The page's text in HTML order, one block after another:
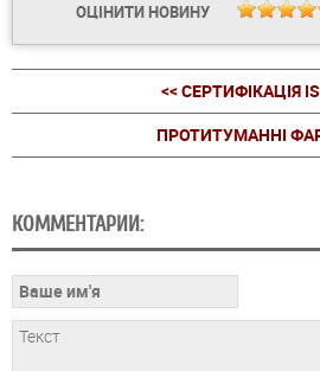
ОЦІНИТИ НОВИНУ
<< СЕРТИФІКАЦІЯ
ПРОТИТУМАННІ
КОММЕНТАРИИ: